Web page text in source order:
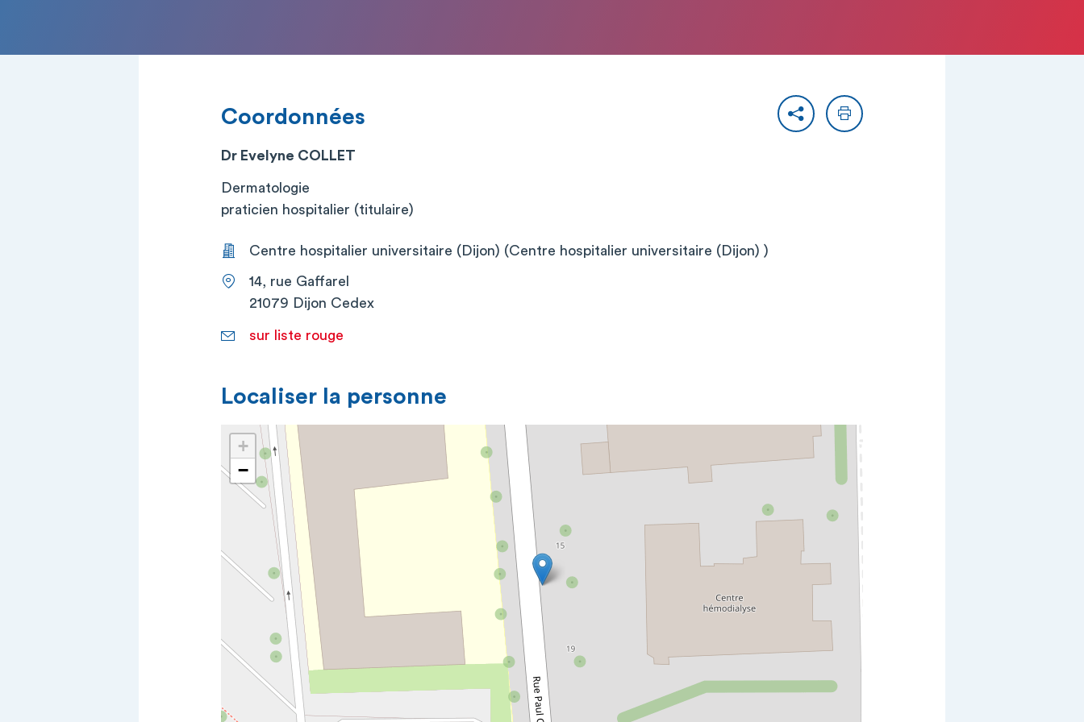
PartagerImprimer
Coordonnées
Dr Evelyne COLLET
Dermatologie
praticien hospitalier (titulaire)
Centre hospitalier universitaire (Dijon) (Centre hospitalier universitaire (Dijon) )
14, rue Gaffarel
21079 Dijon Cedex
sur liste rouge
Localiser la personne
+
−